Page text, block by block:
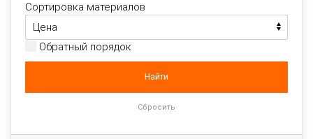
Сортировка материалов
Обратный порядок